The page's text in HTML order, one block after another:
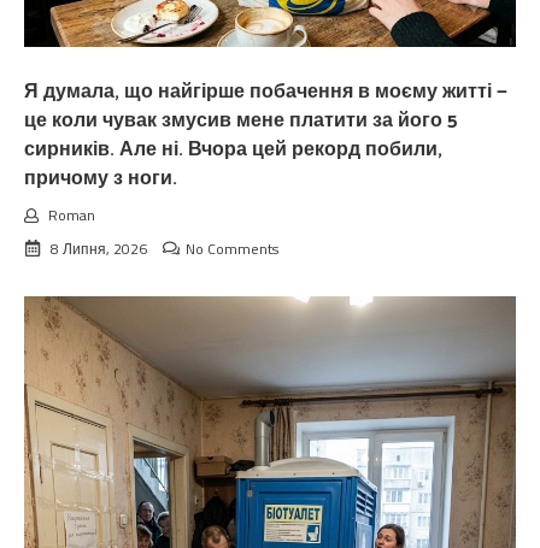
Я думала, що найгірше побачення в моєму житті —
це коли чувак змусив мене платити за його 5
сирників. Але ні. Вчора цей рекорд побили,
причому з ноги.
Roman
8 Липня, 2026
No Comments